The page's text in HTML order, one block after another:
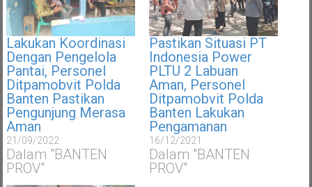
Lakukan Koordinasi
Dengan Pengelola
Pantai, Personel
Ditpamobvit Polda
Banten Pastikan
Pengunjung Merasa
Aman
21/09/2022
Dalam "BANTEN
PROV"
Pastikan Situasi PT
Indonesia Power
PLTU 2 Labuan
Aman, Personel
Ditpamobvit Polda
Banten Lakukan
Pengamanan
16/12/2021
Dalam "BANTEN
PROV"